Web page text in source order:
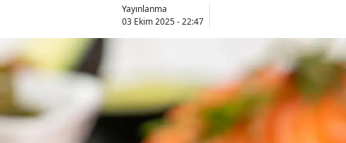
Yayınlanma
03 Ekim 2025 - 22:47